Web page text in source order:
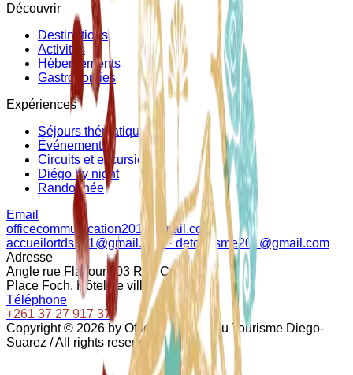
Découvrir
Destinations
Activités
Hébergements
Gastronomies
Expériences
Séjours thématiques
Événements
Circuits et excursions
Diégo by night
Randonnée
Email
officecommunication201@gmail.com
accueilortds201@gmail.com · detourisme201@gmail.com
Adresse
Angle rue Flacourt, 03 Rue Colbert
Place Foch, Hôtel de ville
Téléphone
+261 37 27 917 37
Copyright © 2026 by Office Régional du Tourisme Diego-
Suarez / All rights reserved.